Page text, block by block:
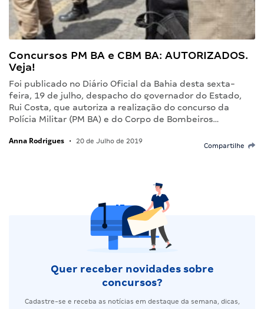
Concursos PM BA e CBM BA: AUTORIZADOS.
Veja!
Foi publicado no Diário Oficial da Bahia desta sexta-
feira, 19 de julho, despacho do governador do Estado,
Rui Costa, que autoriza a realização do concurso da
Polícia Militar (PM BA) e do Corpo de Bombeiros…
Anna Rodrigues • 20 de Julho de 2019
Compartilhe
Quer receber novidades sobre
concursos?
Cadastre-se e receba as notícias em destaque da semana, dicas,